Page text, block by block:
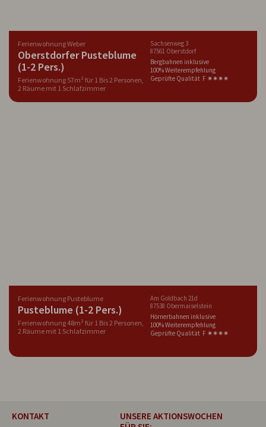
Ferienwohnung Weber
Oberstdorfer Pusteblume
(1-2 Pers.)
Ferienwohnung 57m² für 1 Bis 2 Personen,
2 Räume mit 1 Schlafzimmer
Sachsenweg 3
87561 Oberstdorf
Bergbahnen inklusive
100% Weiterempfehlung
Geprüfte Qualität F ✷✷✷✷
Ferienwohnung Pusteblume
Pusteblume (1-2 Pers.)
Ferienwohnung 48m² für 1 Bis 2 Personen,
2 Räume mit 1 Schlafzimmer
Am Goldbach 21d
87538 Obermaiselstein
Hörnerbahnen inklusive
100% Weiterempfehlung
Geprüfte Qualität F ✷✷✷✷
KONTAKT
UNSERE AKTIONSWOCHEN